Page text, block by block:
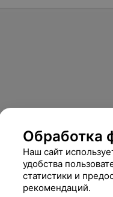
Обработка
Наш сайт
удобства
статистики и
рекомендаций.